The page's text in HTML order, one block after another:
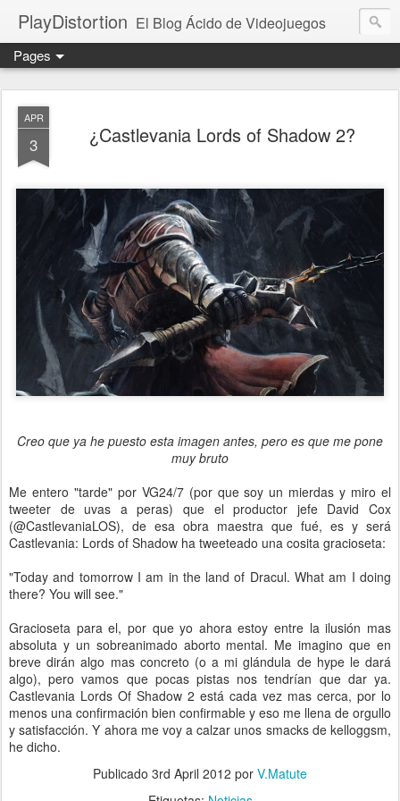
PlayDistortion El Blog Ácido de Videojuegos
Pages
APR
3 ¿Castlevania Lords of Shadow 2?
Creo que ya he puesto esta imagen antes, pero es que me pone
muy bruto
Me entero "tarde" por VG24/7 (por que soy un mierdas y miro el
tweeter de uvas a peras) que el productor jefe David Cox
(@CastlevaniaLOS), de esa obra maestra que fué, es y será
Castlevania: Lords of Shadow ha tweeteado una cosita gracioseta:
"Today and tomorrow I am in the land of Dracul. What am I doing
there? You will see."
Gracioseta para el, por que yo ahora estoy entre la ilusión mas
absoluta y un sobreanimado aborto mental. Me imagino que en
breve dirán algo mas concreto (o a mi glándula de hype le dará
algo), pero vamos que pocas pistas nos tendrían que dar ya.
Castlevania Lords Of Shadow 2 está cada vez mas cerca, por lo
menos una confirmación bien confirmable y eso me llena de orgullo
y satisfacción. Y ahora me voy a calzar unos smacks de kelloggsm,
he dicho.
Publicado 3rd April 2012 por V.Matute